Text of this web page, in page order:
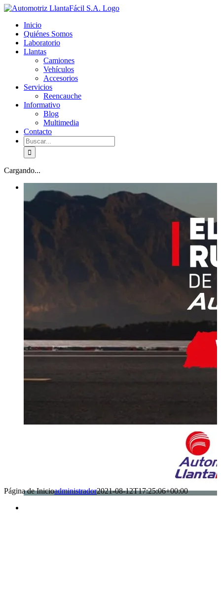
Skip
content
facebook
youtube
Inicio
Quiénes Somos
Laboratorio
Llantas
Camiones
Vehículos
Accesorios
Servicios
Reencauche
Informativo
Blog
Multimedia
Contacto
Buscar:
Cargando...
Página de Inicioadministrador2021-08-12T17:25:06+00:00